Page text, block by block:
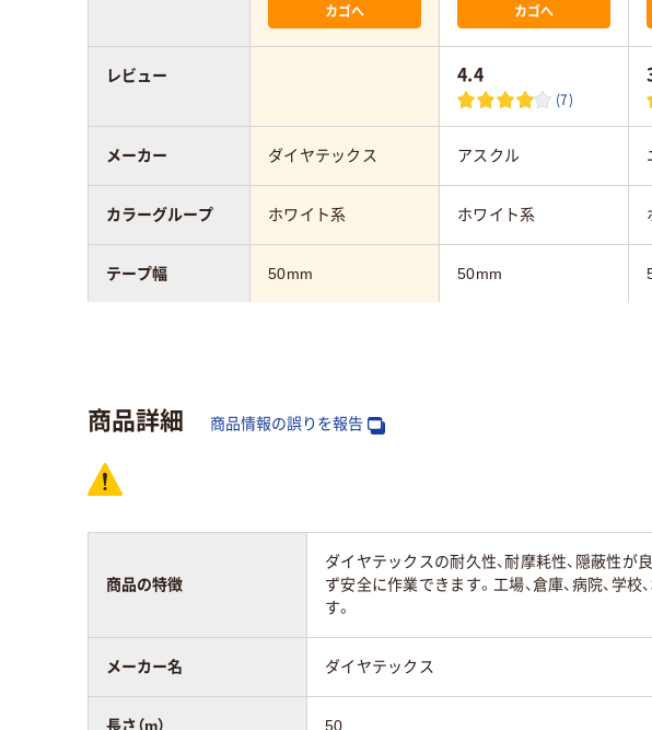
カゴへ カゴへ
4.4
(7)
ダイヤテックス アスクル
ホワイト系 ホワイト系
50mm 50mm
レビュー
メーカー
カラーグループ
テープ幅
示意味
アスクル商品環境
商品詳細 商品情報の誤りを報告
商品の特徴
ダイヤテックスの耐久性、耐摩耗性、隠蔽性
ず安全に作業できます。工場、倉庫、病院、学
す。
メーカー名 ダイヤテックス
長さ（m） 50